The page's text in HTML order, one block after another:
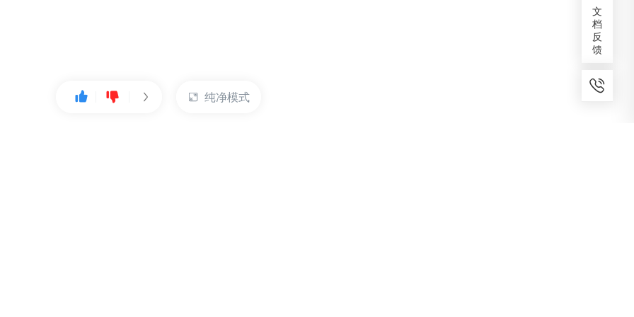
纯净模式
文
档
反
馈